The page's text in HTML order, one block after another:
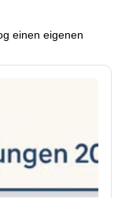
einen eigenen